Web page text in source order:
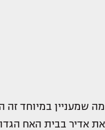
מה שמעניין במיוחד זה
את אדיר בבית האח